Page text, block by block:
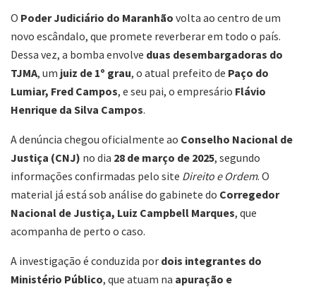
O Poder Judiciário do Maranhão volta ao centro de um
novo escândalo, que promete reverberar em todo o país.
Dessa vez, a bomba envolve duas desembargadoras do
TJMA, um juiz de 1º grau, o atual prefeito de Paço do
Lumiar, Fred Campos, e seu pai, o empresário Flávio
Henrique da Silva Campos.
A denúncia chegou oficialmente ao Conselho Nacional de
Justiça (CNJ) no dia 28 de março de 2025, segundo
informações confirmadas pelo site Direito e Ordem. O
material já está sob análise do gabinete do Corregedor
Nacional de Justiça, Luiz Campbell Marques, que
acompanha de perto o caso.
A investigação é conduzida por dois integrantes do
Ministério Público, que atuam na apuração e